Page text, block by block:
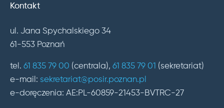
Kontakt
ul. Jana Spychalskiego 34
61-553 Poznań
tel. 61 835 79 00 (centrala), 61 835 79 01 (sekretariat)
e-mail: sekretariat@posir.poznan.pl
e-doręczenia: AE:PL-60859-21453-BVTRC-27